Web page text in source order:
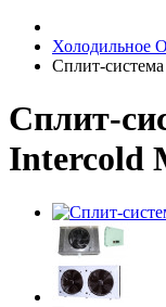
Холодильное
Сплит-
Сплит-
Intercold